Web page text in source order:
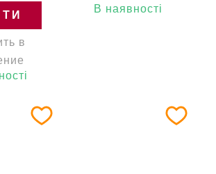
в
В наявності